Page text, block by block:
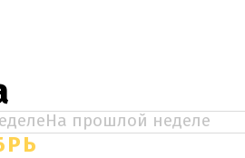
На прошлой неделе